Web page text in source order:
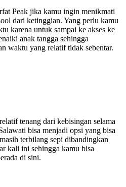
Peak jika kamu ingin menikmati
dari ketinggian. Yang perlu kamu
karena untuk sampai ke akses ke
anak tangga sehingga
waktu yang relatif tidak sebentar.
tenang dari kebisingan selama
bisa menjadi opsi yang bisa
terbilang sepi dibandingkan
kali ini sehingga kamu bisa
di sini.